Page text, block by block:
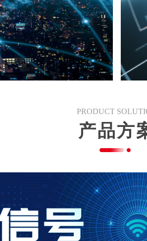
PRODUCT
产品方